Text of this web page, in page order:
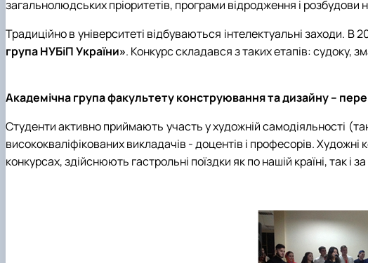
Про нас
Рада роботодавців
Сторінка магістра
Навчальна робота
Студентська організація
Рейтингові списки
загальнолюдських пріоритетів, програми відродження і розбудови
Традиційно в університеті відбуваються інтелектуальні заходи.
група НУБіП України». Конкурс складався з таких етапів: судоку,
Академічна група факультету конструювання та дизайну –
Студенти активно приймають участь у художній самодіяльності
висококваліфікованих викладачів - доцентів і професорів.
конкурсах, здійснюють гастрольні поїздки як по нашій країні, так і